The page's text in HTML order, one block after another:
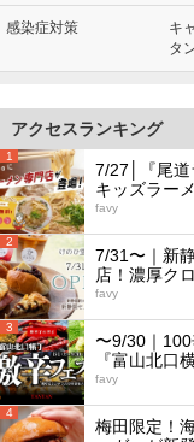
感染症対策
キ
タ
アクセスランキング
1
7/27│『尾道
キッズラー
favy
2
7/31〜｜新
店！濃厚ク
favy
3
〜9/30｜100
『富山北口
favy
4
梅田限定！